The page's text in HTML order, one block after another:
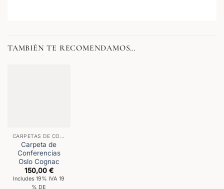
TAMBIÉN TE RECOMENDAMOS…
CARPETAS DE CONFERENCIAS
Carpeta de
Conferencias
Oslo Cognac
150,00 €
Includes 19% IVA 19
% DE